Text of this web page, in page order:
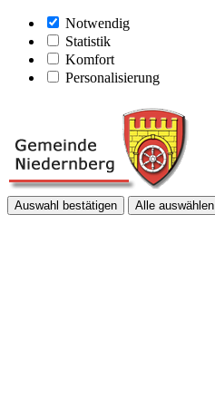
Notwendig
Statistik
Komfort
Personalisierung
Auswahl bestätigen Alle auswählen